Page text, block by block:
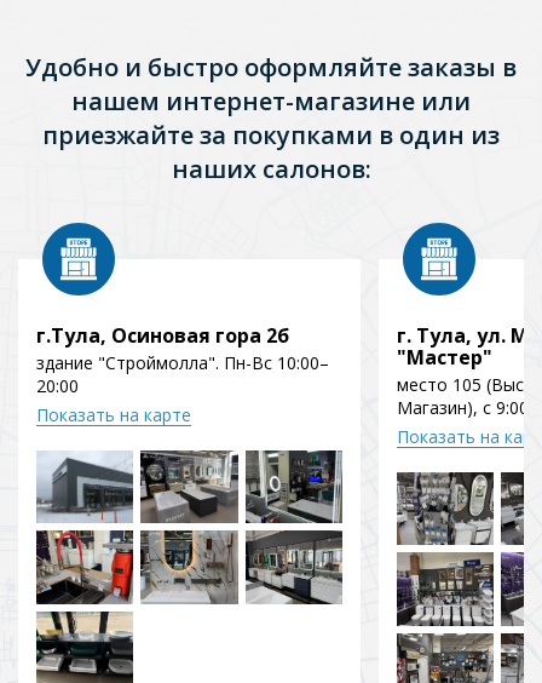
Удобно и быстро оформляйте заказы в
нашем интернет-магазине или
приезжайте за покупками в один из
наших салонов:
г.Тула, Осиновая гора 2б
здание "Строймолла". Пн-Вс 10:00–
20:00
Показать на карте
г. Тула, ул.
"Мастер"
место 105
Магазин), с 9:00
Показать на